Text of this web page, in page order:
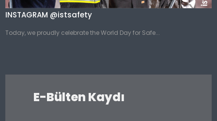
INSTAGRAM @istsafety
Today, we proudly celebrate the World Day for Safe...
E-Bülten Kaydı